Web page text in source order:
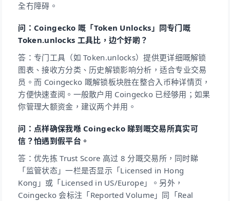
全冇障碍。
问：Coingecko 嘅「Token Unlocks」同专门嘅
Token.unlocks 工具比，边个好啲？
答：专门工具（如 Token.unlocks）提供更详细嘅解锁
图表、接收方分类、历史解锁影响分析，适合专业交易
员。而 Coingecko 嘅解锁板块胜在整合入币种详情页，
方便快速查阅。一般散户用 Coingecko 已经够用；如果
你管理大额资金，建议两个并用。
问：点样确保我喺 Coingecko 睇到嘅交易所真实可
信？怕遇到假平台。
答：优先拣 Trust Score 高过 8 分嘅交易所，同时睇
「监管状态」一栏是否显示「Licensed in Hong
Kong」或「Licensed in US/Europe」。另外，
Coingecko 会标注「Reported Volume」同「Real